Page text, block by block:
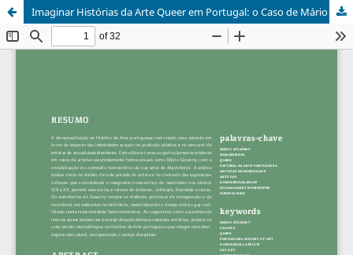
Imaginar Histórias da Arte Queer em Portugal: o Caso de Mário Cesariny